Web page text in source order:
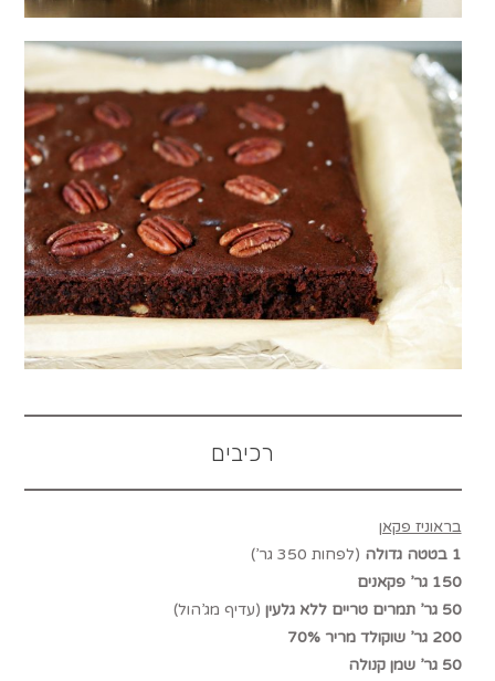
רכיבים
בראוניז פקאן
1 בטטה גדולה
(לפחות 350 גר’)
150 גר’ פקאנים
50 גר’ תמרים טריים ללא גלעין
(עדיף מג’הול)
200 גר’ שוקולד מריר 70%
50 גר’ שמן קנולה